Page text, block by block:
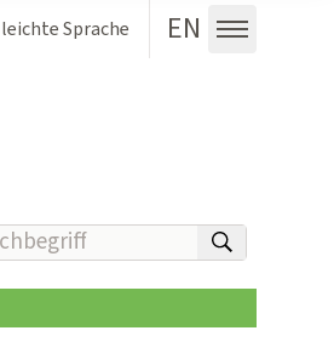
leichte Sprache EN
Menü
eingeben